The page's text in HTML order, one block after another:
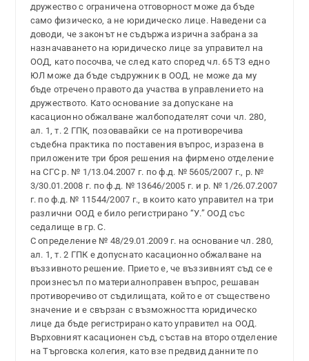
дружество с ограничена отговорност може да бъде
само физическо, а не юридическо лице. Наведени са
доводи, че законът не съдържа изрична забрана за
назначаването на юридическо лице за управител на
ООД, като посочва, че след като според чл. 65 ТЗ едно
ЮЛ може да бъде съдружник в ООД, не може да му
бъде отречено правото да участва в управлението на
дружеството. Като основание за допускане на
касационно обжалване жалбоподателят сочи чл. 280,
ал. 1, т. 2 ГПК, позовавайки се на противоречива
съдебна практика по поставения въпрос, изразена в
приложените три броя решения на фирмено отделение
на СГС р. № 1/13.04.2007 г. по ф.д. № 5605/2007 г., р. №
3/30.01.2008 г. по ф.д. № 13646/2005 г. и р. № 1/26.07.2007
г. по ф.д. № 11544/2007 г., в които като управител на три
различни ООД е било регистрирано “У.” ООД със
седалище в гр. С.
С определение № 48/29.01.2009 г. на основание чл. 280,
ал. 1, т. 2 ГПК е допуснато касационно обжалване на
въззивното решение. Прието е, че въззивният съд се е
произнесъл по материалноправен въпрос, решаван
противоречиво от съдилищата, който е от съществено
значение и е свързан с възможността юридическо
лице да бъде регистрирано като управител на ООД.
Върховният касационен съд, състав на второ отделение
на Търговска колегия, като взе предвид данните по